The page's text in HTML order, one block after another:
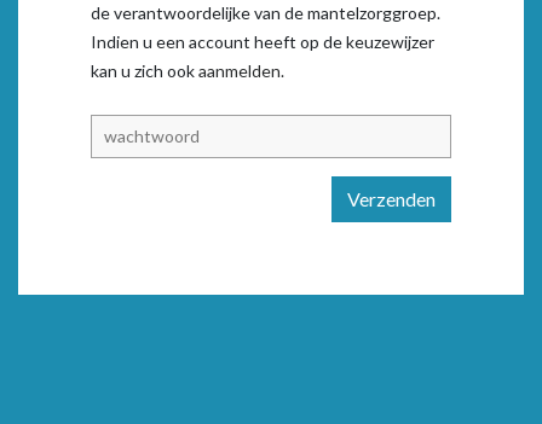
de verantwoordelijke van de mantelzorggroep.
Indien u een account heeft op de keuzewijzer
kan u zich ookaanmelden.
Verzenden